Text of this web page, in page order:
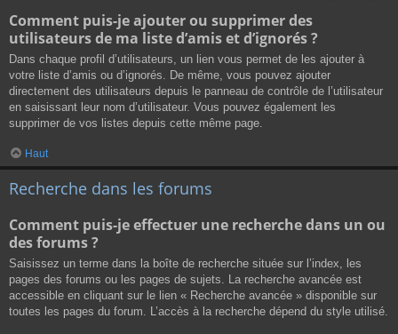
Comment puis-je ajouter ou supprimer des
utilisateurs de ma liste d’amis et d’ignorés ?
Dans chaque profil d’utilisateurs, un lien vous permet de les ajouter à
votre liste d’amis ou d’ignorés. De même, vous pouvez ajouter
directement des utilisateurs depuis le panneau de contrôle de l’utilisateur
en saisissant leur nom d’utilisateur. Vous pouvez également les
supprimer de vos listes depuis cette même page.
Haut
Recherche dans les forums
Comment puis-je effectuer une recherche dans un ou
des forums ?
Saisissez un terme dans la boîte de recherche située sur l’index, les
pages des forums ou les pages de sujets. La recherche avancée est
accessible en cliquant sur le lien « Recherche avancée » disponible sur
toutes les pages du forum. L’accès à la recherche dépend du style utilisé.